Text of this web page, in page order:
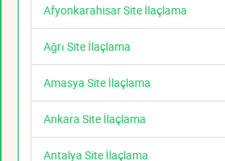
Afyonkarahisar Site İlaçlama
Ağrı Site İlaçlama
Amasya Site İlaçlama
Ankara Site İlaçlama
Antalya Site İlaçlama